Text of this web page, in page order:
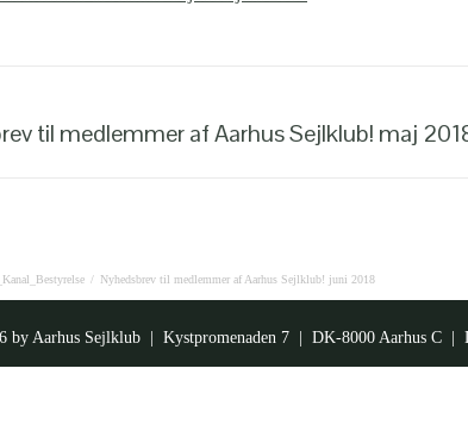
til medlemmer af Aarhus Sejlklub! maj
/ Nyhedsbrev til medlemmer af Aarhus Sejlklub! juni 2018
by Aarhus Sejlklub | Kystpromenaden 7 | DK-8000 Aarhus C